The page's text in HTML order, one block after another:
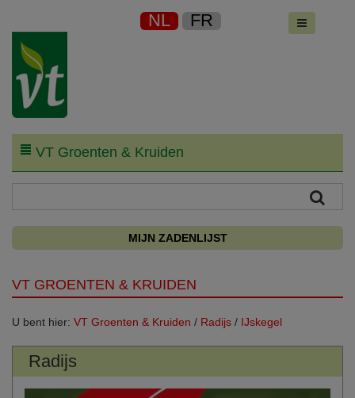
NL FR
VT Groenten & Kruiden
MIJN ZADENLIJST
VT GROENTEN & KRUIDEN
U bent hier: VT Groenten & Kruiden / Radijs / IJskegel
Radijs